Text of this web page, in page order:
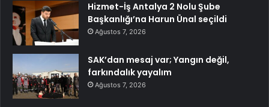
Hizmet-İş Antalya 2 Nolu Şube
Başkanlığı’na Harun Ünal seçildi
Ağustos 7, 2026
SAK’dan mesaj var; Yangın değil,
farkındalık yayalım
Ağustos 7, 2026